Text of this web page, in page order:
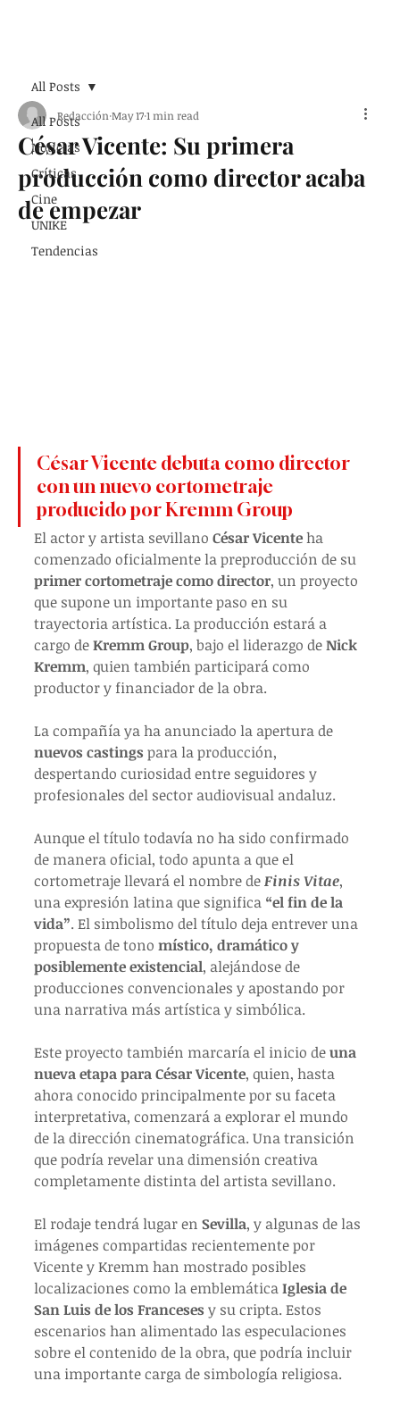
All Posts
Noticias
Críticas
Cine
UNIKE
Tendencias
All Posts
César Vicente: Su primera
producción como director acaba
de empezar
Redacción May 171 min read
César Vicente debuta como director
con un nuevo cortometraje
producido por Kremm Group
El actor y artista sevillano César Vicente ha
comenzado oficialmente la preproducción de su
primer cortometraje como director, un proyecto
que supone un importante paso en su
trayectoria artística. La producción estará a
cargo de Kremm Group, bajo el liderazgo de Nick
Kremm, quien también participará como
productor y financiador de la obra.
La compañía ya ha anunciado la apertura de
nuevos castings para la producción,
despertando curiosidad entre seguidores y
profesionales del sector audiovisual andaluz.
Aunque el título todavía no ha sido confirmado
de manera oficial, todo apunta a que el
cortometraje llevará el nombre de Finis Vitae,
una expresión latina que significa “el fin de la
vida”. El simbolismo del título deja entrever una
propuesta de tono místico, dramático y
posiblemente existencial, alejándose de
producciones convencionales y apostando por
una narrativa más artística y simbólica.
Este proyecto también marcaría el inicio de una
nueva etapa para César Vicente, quien, hasta
ahora conocido principalmente por su faceta
interpretativa, comenzará a explorar el mundo
de la dirección cinematográfica. Una transición
que podría revelar una dimensión creativa
completamente distinta del artista sevillano.
El rodaje tendrá lugar en Sevilla, y algunas de las
imágenes compartidas recientemente por
Vicente y Kremm han mostrado posibles
localizaciones como la emblemática Iglesia de
San Luis de los Franceses y su cripta. Estos
escenarios han alimentado las especulaciones
sobre el contenido de la obra, que podría incluir
una importante carga de simbología religiosa.